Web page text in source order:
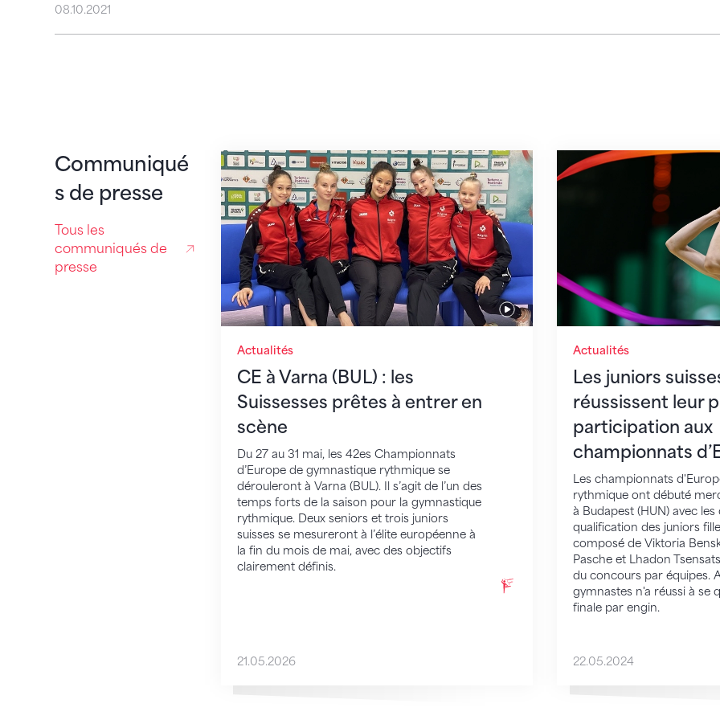
08.10.2021
Communiqué
s de presse
Tous les
communiqués de
presse
Actualités
CE à Varna (BUL) : les
Suissesses prêtes à entrer en
scène
Du 27 au 31 mai, les 42es Championnats
d’Europe de gymnastique rythmique se
dérouleront à Varna (BUL). Il s’agit de l’un des
temps forts de la saison pour la gymnastique
rythmique. Deux seniors et trois juniors
suisses se mesureront à l’élite européenne à
la fin du mois de mai, avec des objectifs
clairement définis.
CE à Varna (BUL) : les Suissesses prêtes à entrer en scène
21.05.2026
Actualités
Les juniors
réussissent leur
participation aux
championnats
Les championnats
rythmique ont débuté
à Budapest (HUN) avec
qualification des juniors
composé de Viktoria
Pasche et Lhadon
du concours par équipes.
gymnastes n'a réussi à se
finale par engin.
Les juniors suisses
22.05.2024